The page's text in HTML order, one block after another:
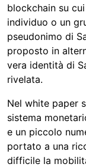
blockchain su
individuo o un
pseudonimo di
proposto in
vera identità di
rivelata.
Nel white paper
sistema
e un piccolo
portato a una
difficile la